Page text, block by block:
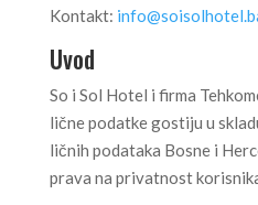
Kontakt:
Uvod
So i Sol Hotel i firma
lične podatke gostiju u
ličnih podataka Bosne i
prava na privatnost